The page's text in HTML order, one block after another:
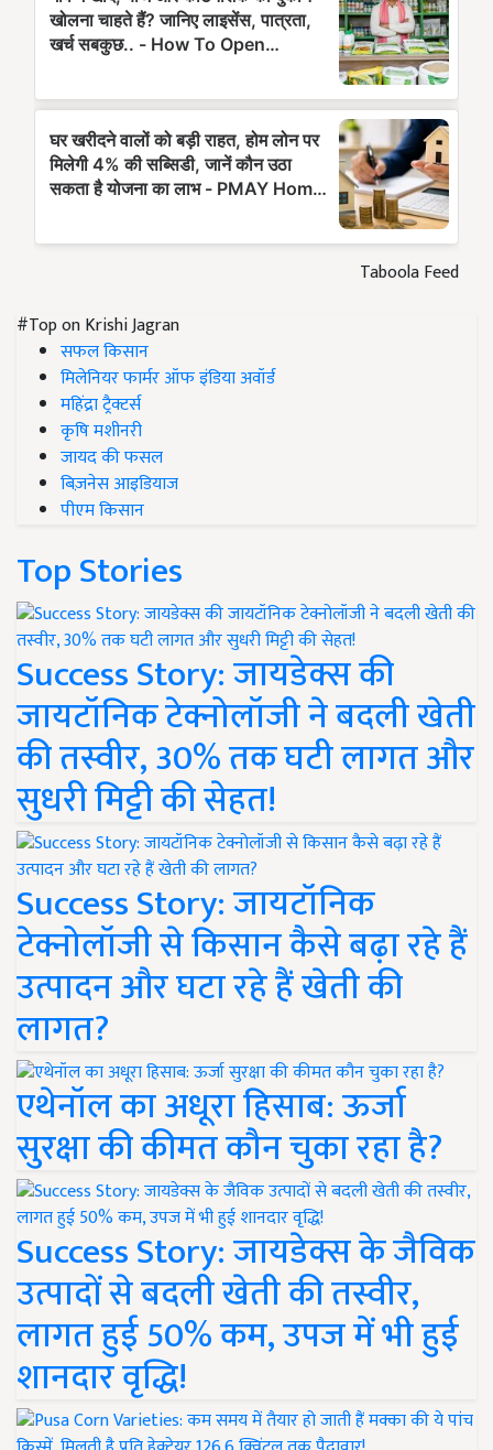
Taboola Feed
#Top on Krishi Jagran
सफल किसान
मिलेनियर फार्मर ऑफ इंडिया अवॉर्ड
महिंद्रा ट्रैक्टर्स
कृषि मशीनरी
जायद की फसल
बिज़नेस आइडियाज
पीएम किसान
Top Stories
Success Story: जायडेक्स की
जायटॉनिक टेक्नोलॉजी ने बदली खेती
की तस्वीर, 30% तक घटी लागत और
सुधरी मिट्टी की सेहत!
Success Story: जायटॉनिक
टेक्नोलॉजी से किसान कैसे बढ़ा रहे हैं
उत्पादन और घटा रहे हैं खेती की
लागत?
एथेनॉल का अधूरा हिसाब: ऊर्जा
सुरक्षा की कीमत कौन चुका रहा है?
Success Story: जायडेक्स के जैविक
उत्पादों से बदली खेती की तस्वीर,
लागत हुई 50% कम, उपज में भी हुई
शानदार वृद्धि!